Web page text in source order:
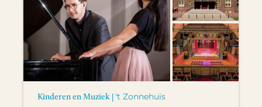
Kinderen en Muziek | 't Zonnehuis